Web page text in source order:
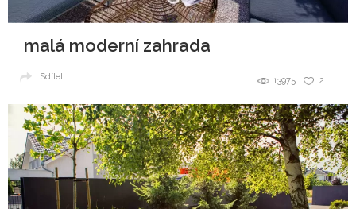
malá moderní zahrada
2
13975
Sdílet